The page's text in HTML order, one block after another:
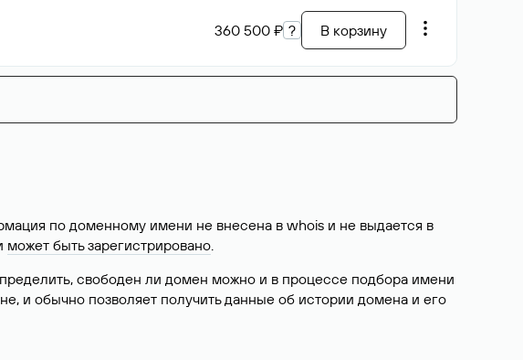
360 500 ₽ ? В корзину
по доменному имени не внесена в whois и не выдается в
может быть зарегистрировано.
свободен ли домен можно и в процессе подбора имени
и обычно позволяет получить данные об истории домена и его